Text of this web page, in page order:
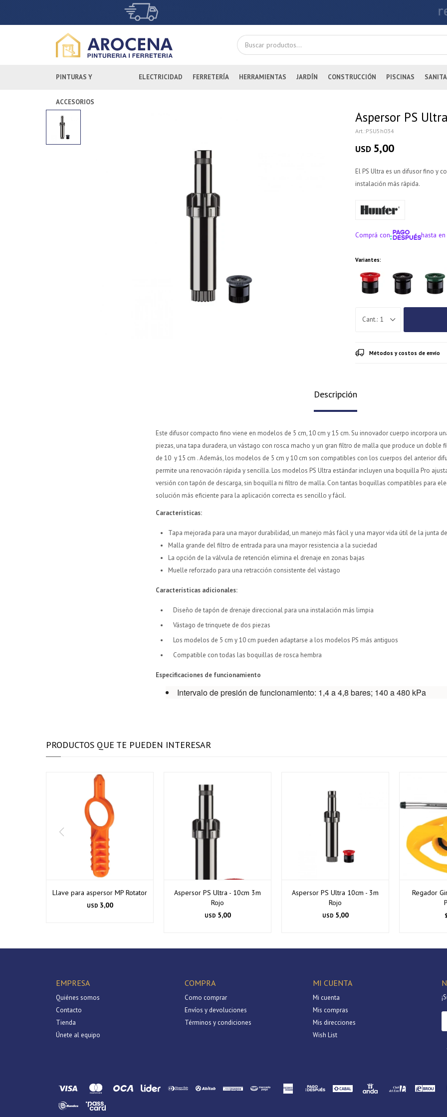
PINTURAS Y
ACCESORIOS
ELECTRICIDAD FERRETERÍA HERRAMIENTAS JARDÍN CONSTRUCCIÓN PISCINAS
Aspersor PS
PSU5h034
USD 5,00
El PS Ultra es un difusor fino y
instalación más rápida.
Comprá con hasta
Variantes:
1
Métodos y costos de envío
Descripción
Este difusor compacto fino viene en modelos de 5 cm, 10 cm y 15 cm. Su innovador cuerpo incorpora
piezas, una tapa duradera, un vástago con rosca macho y un gran filtro de malla que produce un doble
de 10 y 15 cm . Además, los modelos de 5 cm y 10 cm son compatibles con los cuerpos del anterior
permite una renovación rápida y sencilla. Los modelos PS Ultra estándar incluyen una boquilla Pro
versión con tapón de descarga, sin boquilla ni filtro de malla. Con tantas boquillas compatibles para
solución más eficiente para la aplicación correcta es sencillo y fácil.
Características:
Tapa mejorada para una mayor durabilidad, un manejo más fácil y una mayor vida útil de la junta
Malla grande del filtro de entrada para una mayor resistencia a la suciedad
La opción de la válvula de retención elimina el drenaje en zonas bajas
Muelle reforzado para una retracción consistente del vástago
Características adicionales:
Diseño de tapón de drenaje direccional para una instalación más limpia
Vástago de trinquete de dos piezas
Los modelos de 5 cm y 10 cm pueden adaptarse a los modelos PS más antiguos
Compatible con todas las boquillas de rosca hembra
Especificaciones de funcionamiento
Intervalo de presión de funcionamiento: 1,4 a 4,8 bares; 140 a 480 kPa
PRODUCTOS QUE TE PUEDEN INTERESAR
Llave para aspersor MP Rotator
USD 3,00
Aspersor PS Ultra - 10cm 3m
Rojo
USD 5,00
Aspersor PS Ultra 10cm - 3m
Rojo
USD 5,00
Regador
$
Comprá ahora y Pagá
tarjeta de crédito
Comprá en 3 cuotas sin recargo o hasta en 12
cuotas * ¡Solo con tu cédula!
* sujeto aprobación crediticia.
Verifica si estás calificado para comprar con Pago
Continuar
¡Tenés hasta
para comprar en las cuotas que
Elegís Pago Después como metodo de pago
Parece que no tenes oferta, lamentamos el
inconveniente, por cualquier duda contactanos
¡Algo salió mal!
EMPRESA
Quiénes somos
Contacto
Tienda
Únete al equipo
COMPRA
Como comprar
Envíos y devoluciones
Términos y condiciones
MI CUENTA
Mi cuenta
Mis compras
Mis direcciones
Wish List
Comprá ahora y Pagá
tarjeta de crédito
Comprá en 3 cuotas sin recargo o hasta en 12
cuotas * ¡Solo con tu cédula!
* sujeto aprobación crediticia.
Verifica si estás calificado para comprar con Pago
Continuar
¡Tenés hasta
para comprar en las cuotas que
Elegís Pago Después como metodo de pago
Parece que no tenes oferta, lamentamos el
inconveniente, por cualquier duda contactanos
¡Algo salió mal!